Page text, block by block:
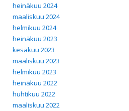
heinäkuu 2024
maaliskuu 2024
helmikuu 2024
heinäkuu 2023
kesäkuu 2023
maaliskuu 2023
helmikuu 2023
heinäkuu 2022
huhtikuu 2022
maaliskuu 2022